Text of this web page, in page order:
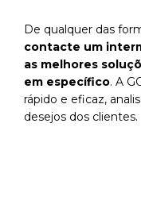
De qualquer das
contacte um
as melhores
em específico. A
rápido e eficaz,
desejos dos clientes.